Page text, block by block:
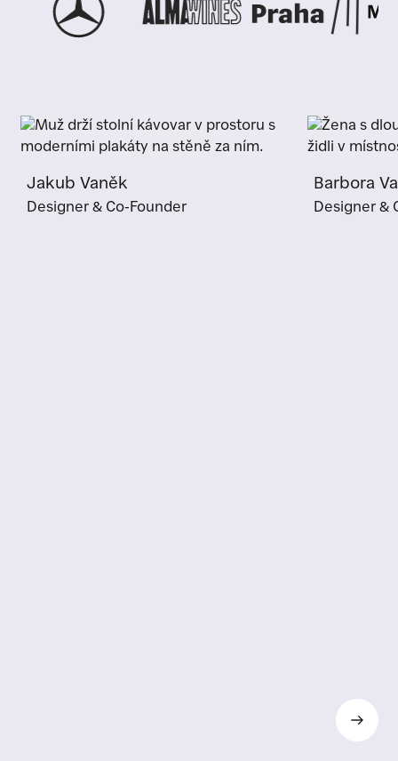
Jakub Vaněk
Designer & Co-Founder
Barbora
Designer &